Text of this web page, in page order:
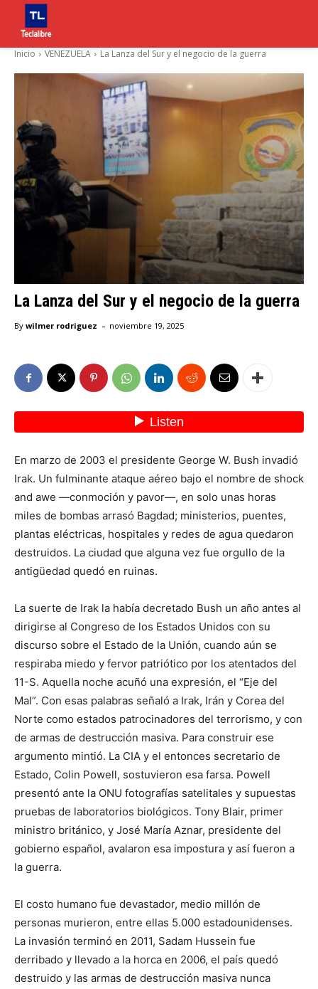
Inicio VENEZUELA La Lanza del Sur y el negocio de la guerra
La Lanza del Sur y el negocio de la guerra
By wilmer rodriguez - noviembre 19, 2025
En marzo de 2003 el presidente George W. Bush invadió
Irak. Un fulminante ataque aéreo bajo el nombre de shock
and awe —conmoción y pavor—, en solo unas horas
miles de bombas arrasó Bagdad; ministerios, puentes,
plantas eléctricas, hospitales y redes de agua quedaron
destruidos. La ciudad que alguna vez fue orgullo de la
antigüedad quedó en ruinas.
La suerte de Irak la había decretado Bush un año antes al
dirigirse al Congreso de los Estados Unidos con su
discurso sobre el Estado de la Unión, cuando aún se
respiraba miedo y fervor patriótico por los atentados del
11-S. Aquella noche acuñó una expresión, el “Eje del
Mal”. Con esas palabras señaló a Irak, Irán y Corea del
Norte como estados patrocinadores del terrorismo, y con
de armas de destrucción masiva. Para construir ese
argumento mintió. La CIA y el entonces secretario de
Estado, Colin Powell, sostuvieron esa farsa. Powell
presentó ante la ONU fotografías satelitales y supuestas
pruebas de laboratorios biológicos. Tony Blair, primer
ministro británico, y José María Aznar, presidente del
gobierno español, avalaron esa impostura y así fueron a
la guerra.
El costo humano fue devastador, medio millón de
personas murieron, entre ellas 5.000 estadounidenses.
La invasión terminó en 2011, Sadam Hussein fue
derribado y llevado a la horca en 2006, el país quedó
destruido y las armas de destrucción masiva nunca